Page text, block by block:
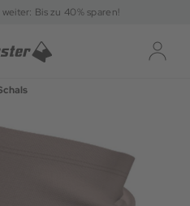
Bis zu 40% sparen!